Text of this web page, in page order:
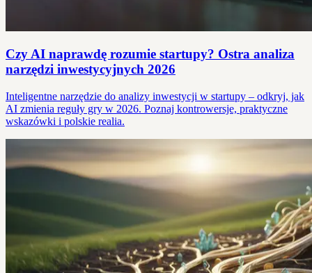
Czy AI naprawdę rozumie startupy? Ostra analiza
narzędzi inwestycyjnych 2026
Inteligentne narzędzie do analizy inwestycji w startupy – odkryj, jak
AI zmienia reguły gry w 2026. Poznaj kontrowersje, praktyczne
wskazówki i polskie realia.